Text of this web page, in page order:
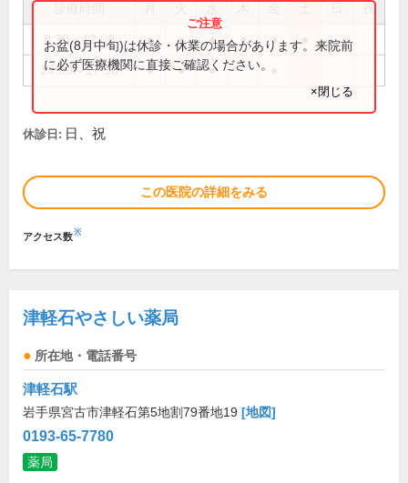
祝
8:30～12:00 ● ● ● ● ●
14:00～17:30 ● ● ●
お盆(8月中旬)は休診・休業の場合があります。来院前
に必ず医療機関に直接ご確認ください。
×閉じる
休診日: 日、祝
この医院の詳細をみる
アクセス数※
津軽石やさしい薬局
所在地・電話番号
津軽石駅
岩手県宮古市津軽石第5地割79番地19 [地図]
0193-65-7780
薬局